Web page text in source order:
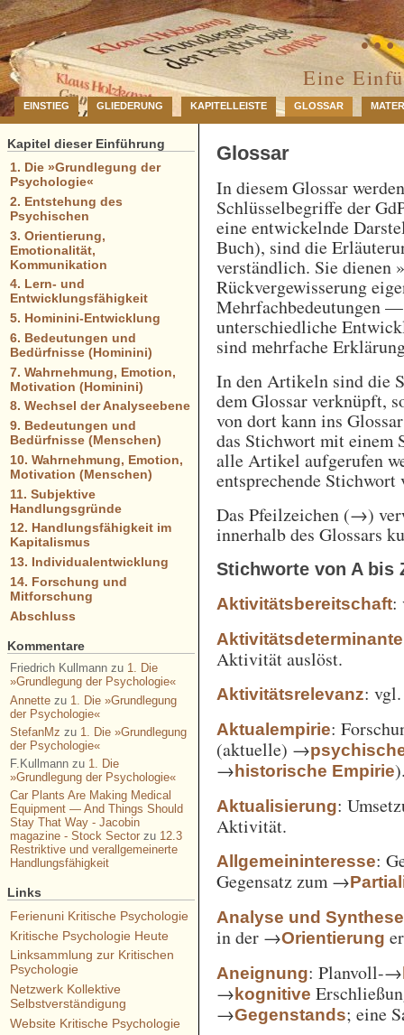
…
Eine
EINSTIEG GLIEDERUNG KAPITELLEISTE GLOSSAR
Glossar
In diesem Glossar
Schlüsselbegriffe der
eine entwickelnde
Buch), sind die
verständlich. Sie dienen
Rückvergewisserung
Mehrfachbedeutungen
unterschiedliche
sind mehrfache
In den Artikeln sind die
dem Glossar verknüpft,
von dort kann ins
das Stichwort mit einem
alle Artikel aufgerufen
entsprechende Stichwort
Das Pfeilzeichen (→)
innerhalb des Glossars
Stichworte von A bis
Aktivitätsbereitschaft:
Aktivitätsdeterminante
Aktivität auslöst.
Aktivitätsrelevanz:
Aktualempirie:
(aktuelle) →
→historische Empirie
Aktualisierung:
Aktivität.
Allgemeininteresse:
Gegensatz zum →
Analyse und Synthese
in der →Orientierung
Aneignung: Planvoll-→
→kognitive
→Gegenstands; eine
Kapitel dieser Einführung
1. Die »Grundlegung der
Psychologie«
2. Entstehung des
Psychischen
3. Orientierung,
Emotionalität,
Kommunikation
4. Lern- und
Entwicklungsfähigkeit
5. Hominini-Entwicklung
6. Bedeutungen und
Bedürfnisse (Hominini)
7. Wahrnehmung, Emotion,
Motivation (Hominini)
8. Wechsel der Analyseebene
9. Bedeutungen und
Bedürfnisse (Menschen)
10. Wahrnehmung, Emotion,
Motivation (Menschen)
11. Subjektive
Handlungsgründe
12. Handlungsfähigkeit im
Kapitalismus
13. Individualentwicklung
14. Forschung und
Mitforschung
Abschluss
Kommentare
Friedrich Kullmannzu 1. Die
»Grundlegung der Psychologie«
Annettezu 1. Die »Grundlegung
der Psychologie«
StefanMz zu 1. Die »Grundlegung
der Psychologie«
F.Kullmannzu 1. Die
»Grundlegung der Psychologie«
Car Plants Are Making Medical
Equipment — And Things Should
Stay That Way - Jacobin
magazine - Stock Sectorzu 12.3
Restriktive und verallgemeinerte
Handlungsfähigkeit
Links
Ferienuni Kritische Psychologie
Kritische Psychologie Heute
Linksammlung zur Kritischen
Psychologie
Netzwerk Kollektive
Selbstverständigung
Website Kritische Psychologie